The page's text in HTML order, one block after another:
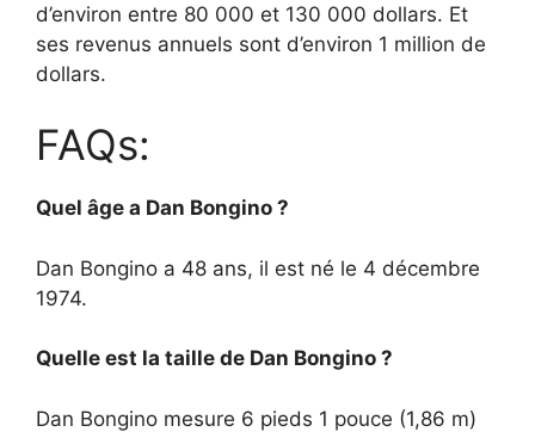
d’environ entre 80 000 et 130 000 dollars. Et
ses revenus annuels sont d’environ 1 million de
dollars.
FAQs:
Quel âge a Dan Bongino ?
Dan Bongino a 48 ans, il est né le 4 décembre
1974.
Quelle est la taille de Dan Bongino ?
Dan Bongino mesure 6 pieds 1 pouce (1,86 m)